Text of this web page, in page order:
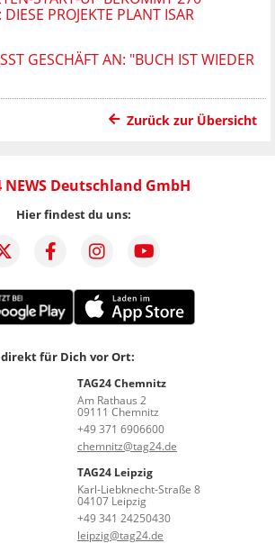
PROJEKTE PLANT ISAR
GESCHÄFT AN: "BUCH IST WIEDER
Zurück zur Übersicht
NEWS Deutschland GmbH
Hier findest du uns:
für Dich vor Ort:
TAG24 Chemnitz
Am Rathaus 2
09111 Chemnitz
+49 371 6906600
chemnitz@tag24.de
TAG24 Leipzig
Karl-Liebknecht-Straße 8
04107 Leipzig
+49 341 24250430
leipzig@tag24.de